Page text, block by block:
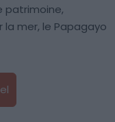
patrimoine,
mer, le Papagayo